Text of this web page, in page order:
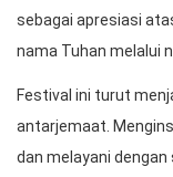
sebagai apresiasi
nama Tuhan melalui
Festival ini turut
antarjemaat.
dan melayani